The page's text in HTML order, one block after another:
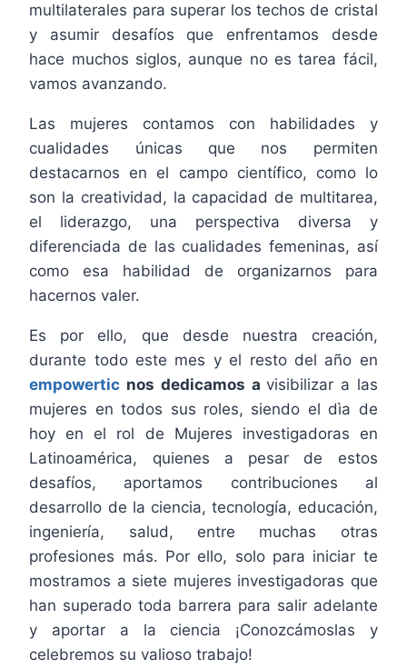
multilaterales para superar los techos de cristal
y asumir desafíos que enfrentamos desde
hace muchos siglos, aunque no es tarea fácil,
vamos avanzando.
Las mujeres contamos con habilidades y
cualidades únicas que nos permiten
destacarnos en el campo científico, como lo
son la creatividad, la capacidad de multitarea,
el liderazgo, una perspectiva diversa y
diferenciada de las cualidades femeninas, así
como esa habilidad de organizarnos para
hacernos valer.
Es por ello, que desde nuestra creación,
durante todo este mes y el resto del año en
empowertic nos dedicamos avisibilizar a las
mujeres en todos sus roles, siendo el dìa de
hoy en el rol de Mujeres investigadoras en
Latinoamérica, quienes a pesar de estos
desafíos, aportamos contribuciones al
desarrollo de la ciencia, tecnología, educación,
ingeniería, salud, entre muchas otras
profesiones más. Por ello, solo para iniciar te
mostramos a siete mujeres investigadoras que
han superado toda barrera para salir adelante
y aportar a la ciencia ¡Conozcámoslas y
celebremos su valioso trabajo!